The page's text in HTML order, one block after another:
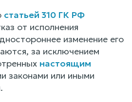
статьей 310 ГК РФ
от исполнения
изменение его
за исключением
настоящим
законами или иными